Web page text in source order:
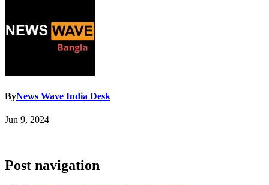
ByNews Wave India Desk
Jun 9, 2024
Post navigation